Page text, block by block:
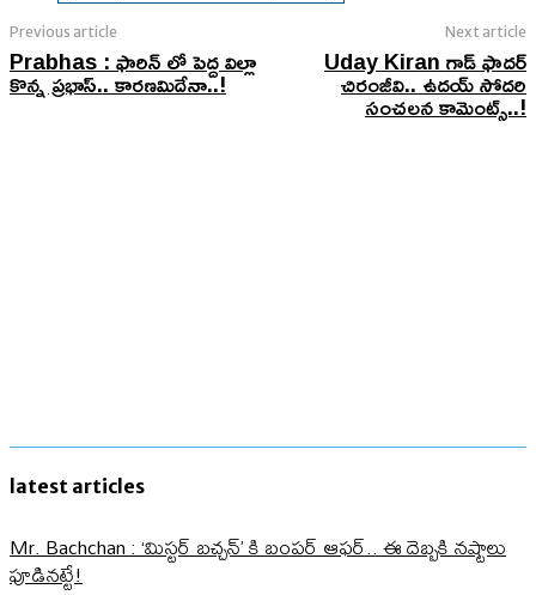
Previous article
Prabhas : ఫారిన్ లో పెద్ద విల్లా
కొన్న ప్రభాస్.. కారణమిదేనా..!
Next article
Uday Kiran గాడ్ ఫాదర్
చిరంజీవి.. ఉదయ్ సోదరి
సంచలన కామెంట్స్..!
latest articles
Mr. Bachchan : ‘మిస్టర్ బచ్చన్’ కి బంపర్ ఆఫర్.. ఈ దెబ్బకి నష్టాలు
పూడినట్టే!